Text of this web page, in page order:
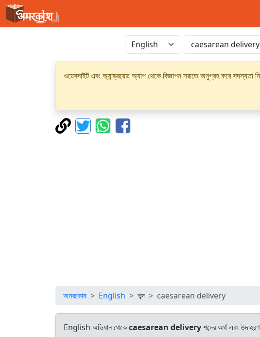
ওয়েবসাইট এবং অ্যান্ড্রয়েড অ্যাপ থেকে বিজ্ঞাপন সরাতে অনুগ্রহ করে
অমরকোষ English শব্দ caesarean delivery
English অভিধান থেকেcaesarean deliveryশব্দের অর্থ এবং